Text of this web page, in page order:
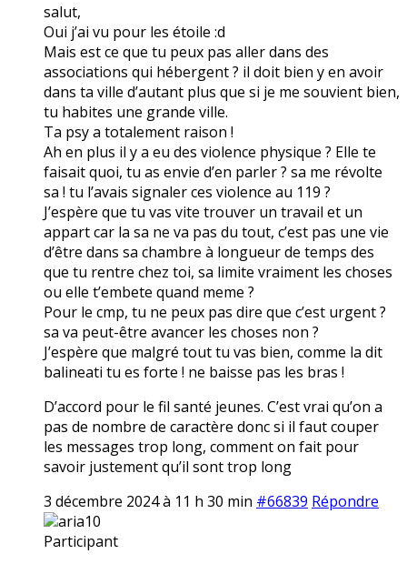
salut,
Oui j’ai vu pour les étoile :d
Mais est ce que tu peux pas aller dans des
associations qui hébergent ? il doit bien y en avoir
dans ta ville d’autant plus que si je me souvient bien,
tu habites une grande ville.
Ta psy a totalement raison !
Ah en plus il y a eu des violence physique ? Elle te
faisait quoi, tu as envie d’en parler ? sa me révolte
sa ! tu l’avais signaler ces violence au 119 ?
J’espère que tu vas vite trouver un travail et un
appart car la sa ne va pas du tout, c’est pas une vie
d’être dans sa chambre à longueur de temps des
que tu rentre chez toi, sa limite vraiment les choses
ou elle t’embete quand meme ?
Pour le cmp, tu ne peux pas dire que c’est urgent ?
sa va peut-être avancer les choses non ?
J’espère que malgré tout tu vas bien, comme la dit
balineati tu es forte ! ne baisse pas les bras !
D’accord pour le fil santé jeunes. C’est vrai qu’on a
pas de nombre de caractère donc si il faut couper
les messages trop long, comment on fait pour
savoir justement qu’il sont trop long
3 décembre 2024 à 11 h 30 min #66839 Répondre
aria10
Participant